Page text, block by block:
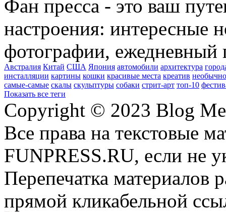
Фан пресса - это ваш
настроения: интересные
фотографии, ежедневный
Австралия Китай США Япония автомобили архитектура
инсталляции картины кошки красивые места креатив
самые-самые скалы скульптуры собаки стрит-арт топ-10
Показать все теги
Copyright © 2023 Blog
Все права на текстовые
FUNPRESS.RU, если не
Перепечатка материалов
прямой кликабельной